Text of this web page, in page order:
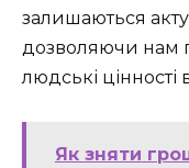
залишаються
дозволяючи нам
людські цінності
Як зняти